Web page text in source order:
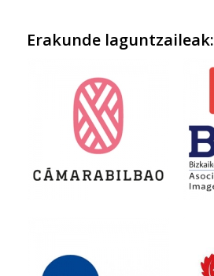
Erakunde laguntzaileak: